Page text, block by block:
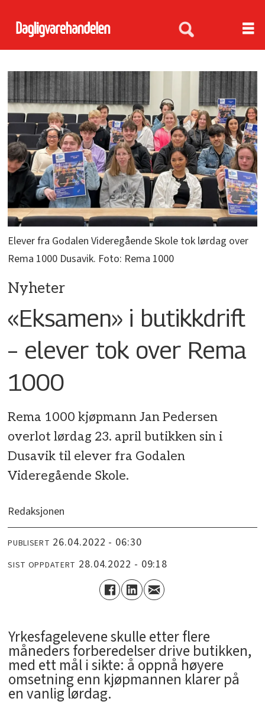
Elever fra Godalen Videregående Skole tok lørdag over
Rema 1000 Dusavik. Foto: Rema 1000
Nyheter
«Eksamen» i butikkdrift
– elever tok over Rema
1000
Rema 1000 kjøpmann Jan Pedersen
overlot lørdag 23. april butikken sin i
Dusavik til elever fra Godalen
Videregående Skole.
Redaksjonen
PUBLISERT 26.04.2022 - 06:30
SIST OPPDATERT 28.04.2022 - 09:18
Yrkesfagelevene skulle etter flere
måneders forberedelser drive butikken,
med ett mål i sikte: å oppnå høyere
omsetning enn kjøpmannen klarer på
en vanlig lørdag.